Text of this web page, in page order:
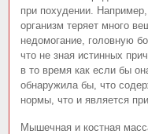
при похудении.
организм теряет много
недомогание, головную
что не зная истинных
в то время как если бы
обнаружила бы, что
нормы, что и является
Мышечная и костная